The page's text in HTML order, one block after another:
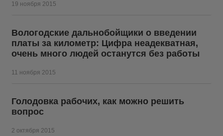
19 ноября 2015
Вологодские дальнобойщики о введении
платы за километр: Цифра неадекватная,
очень много людей останутся без работы
11 ноября 2015
Голодовка рабочих, как можно решить
вопрос
2 октября 2015